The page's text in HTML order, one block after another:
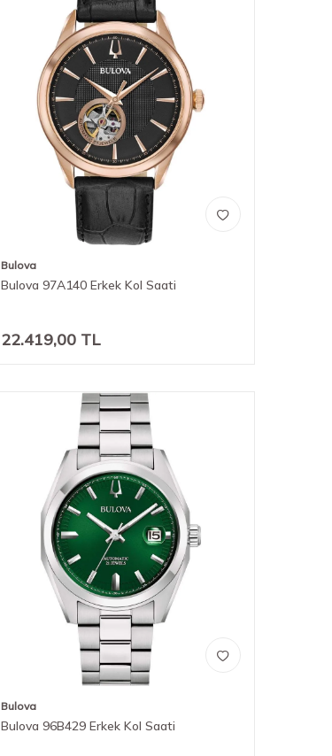
Bulova
Bulova 97A140 Erkek Kol Saati
22.419,00TL
Bulova
Bulova 96B429 Erkek Kol Saati